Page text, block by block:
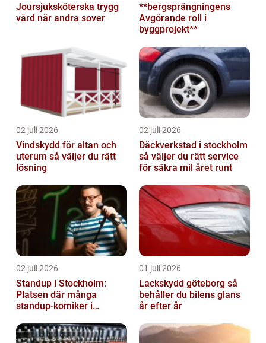
Joursjuksköterska trygg
vård när andra sover
**bergsprängningens
Avgörande roll i
byggprojekt**
02 juli 2026
Vindskydd för altan och
uterum så väljer du rätt
lösning
02 juli 2026
Däckverkstad i stockholm
så väljer du rätt service
för säkra mil året runt
02 juli 2026
Standup i Stockholm:
Platsen där många
standup-komiker i
01 juli 2026
Lackskydd göteborg så
behåller du bilens glans
år efter år